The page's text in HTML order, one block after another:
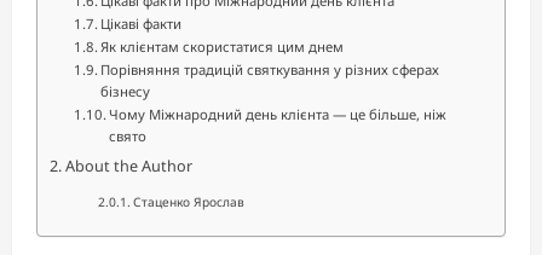
Цікаві факти
Як клієнтам скористатися цим днем
Порівняння традицій святкування у різних сферах
бізнесу
Чому Міжнародний день клієнта — це більше, ніж
свято
About the Author
Стаценко Ярослав